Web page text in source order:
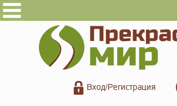
Вход/Регистрация